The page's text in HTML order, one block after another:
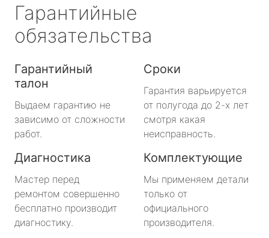
Гарантийные
обязательства
Гарантийный
талон
Выдаем гарантию не
зависимо от сложности
работ.
Сроки
Гарантия варьируется
от полугода до 2-х лет
смотря какая
неисправность.
Диагностика
Мастер перед
ремонтом совершенно
бесплатно производит
диагностику.
Комплектующие
Мы применяем детали
только от
официального
производителя.